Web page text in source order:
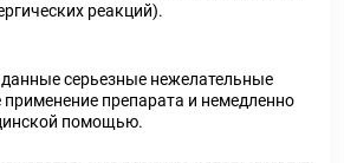
реакций).
данные серьезные нежелательные
применение препарата и немедленно
помощью.